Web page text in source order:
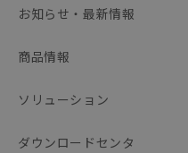
お知らせ・最新情報
商品情報
ソリューション
ダウンロードセンタ